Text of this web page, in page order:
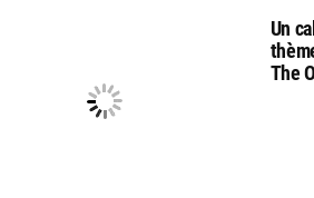
Un
The